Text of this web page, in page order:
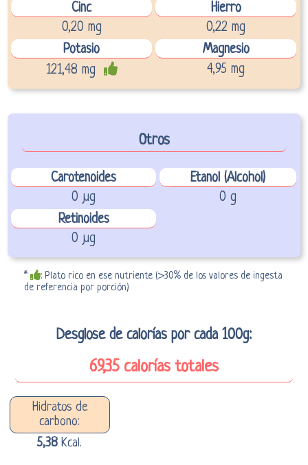
Cinc
Hierro
0,20 mg
0,22 mg
Potasio
Magnesio
121,48 mg
4,95 mg
Otros
Carotenoides
Etanol (Alcohol)
0 µg
0 g
Retinoides
0 µg
*
: Plato rico en ese nutriente (>30% de los valores de ingesta
de referencia por porción)
Desglose de calorías por cada 100g:
69,35 calorías totales
Hidratos de
carbono:
5,38 Kcal.